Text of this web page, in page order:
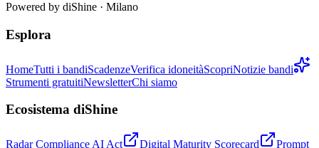
Powered by diShine · Milano
Esplora
HomeTutti i bandiScadenzeVerifica idoneitàScopriNotizie bandi
Strumenti gratuitiNewsletterChi siamo
Ecosistema diShine
Radar Compliance AI Act Digital Maturity Scorecard Prompt